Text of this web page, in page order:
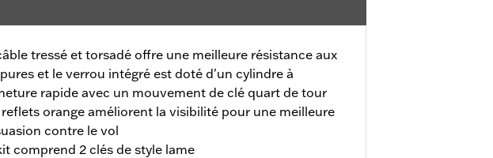
tressé et torsadé offre une meilleure résistance aux
et le verrou intégré est doté d'un cylindre à
rapide avec un mouvement de clé quart de tour
reflets orange améliorent la visibilité pour une meilleure
contre le vol
comprend 2 clés de style lame